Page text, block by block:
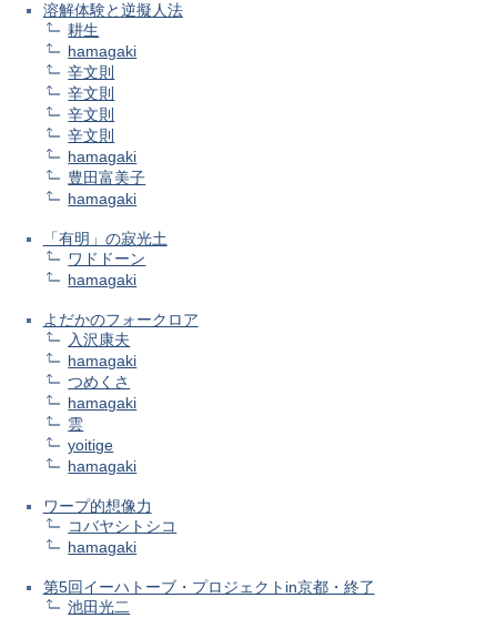
溶解体験と逆擬人法
耕生
hamagaki
辛文則
辛文則
辛文則
辛文則
hamagaki
豊田富美子
hamagaki
「有明」の寂光土
ワドドーン
hamagaki
よだかのフォークロア
入沢康夫
hamagaki
つめくさ
hamagaki
雲
yoitige
hamagaki
ワープ的想像力
コバヤシトシコ
hamagaki
第5回イーハトーブ・プロジェクトin京都・終了
池田光二